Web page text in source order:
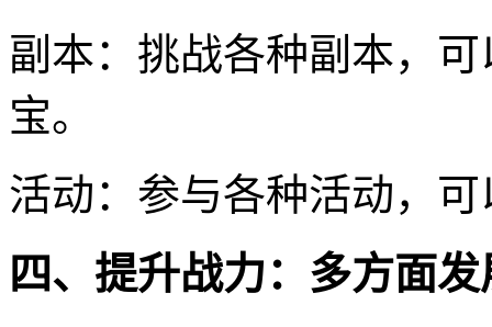
副本：挑战各种副本，
宝。
活动：参与各种活动，
四、提升战力：多方面